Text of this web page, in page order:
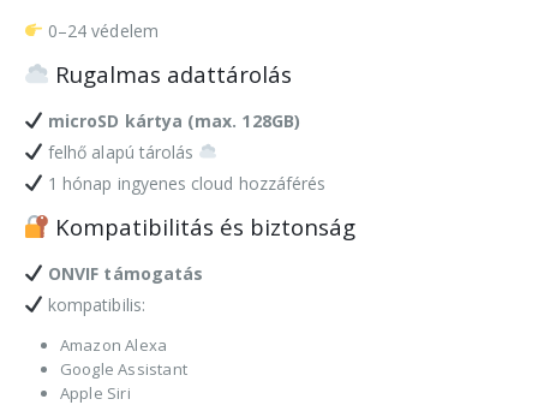
0–24 védelem
Rugalmas adattárolás
microSD kártya (max. 128GB)
felhő alapú tárolás
1 hónap ingyenes cloud hozzáférés
Kompatibilitás és biztonság
ONVIF támogatás
kompatibilis:
Amazon Alexa
Google Assistant
Apple Siri